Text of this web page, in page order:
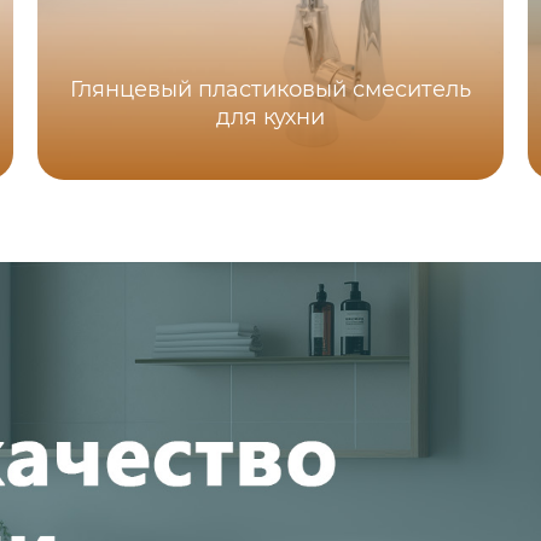
Глянцевый пластиковый смеситель
для кухни